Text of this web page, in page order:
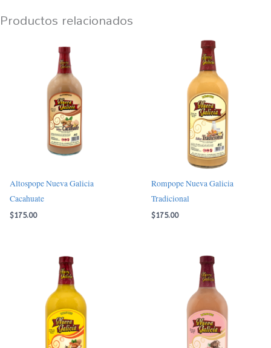
Productos relacionados
Altospope Nueva Galicia
Cacahuate
$175.00
Rompope Nueva Galicia
Tradicional
$175.00